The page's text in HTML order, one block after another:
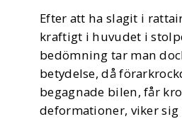
Efter att ha slagit i
kraftigt i huvudet i
bedömning tar man
betydelse, då
begagnade bilen, får
deformationer, viker